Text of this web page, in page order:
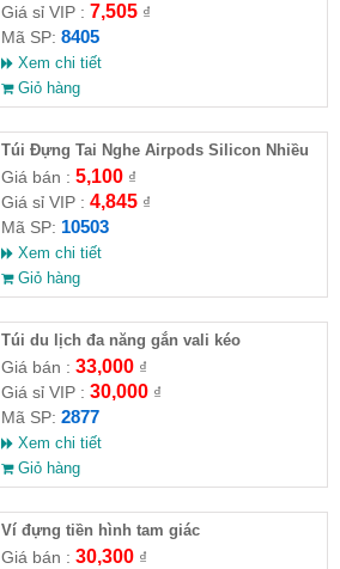
Giá sỉ VIP : 7,505₫
Mã SP: 8405
Xem chi tiết
Giỏ hàng
Túi Đựng Tai Nghe Airpods Silicon Nhiều
Màu
Giá bán : 5,100₫
Giá sỉ VIP : 4,845₫
Mã SP: 10503
Xem chi tiết
Giỏ hàng
Túi du lịch đa năng gắn vali kéo
Giá bán : 33,000₫
Giá sỉ VIP : 30,000₫
Mã SP: 2877
Xem chi tiết
Giỏ hàng
Ví đựng tiền hình tam giác
Giá bán : 30,300₫